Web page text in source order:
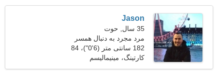
Jason
35 سال, حوت
مرد مجرد به دنبال همسر
182 سانتی متر (6'0")، 84
کیلوگرم (185 پوند)
کارتینگ، مینیمالیسم